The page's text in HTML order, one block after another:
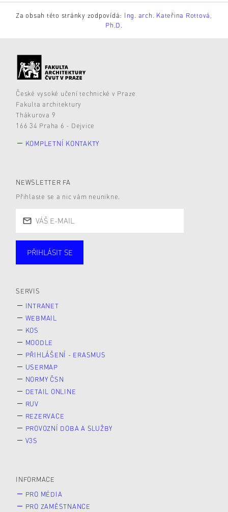
Za obsah této stránky zodpovídá: Ing. arch. Kateřina Rottová,
Ph.D.
České vysoké učení technické v Praze
Fakulta architektury
Thákurova 9
166 34 Praha 6 - Dejvice
KOMPLETNÍ KONTAKTY
NEWSLETTER FA
Přihlaste se a nic vám neunikne.
Studující
PŘIHLÁSIT SE
SERVIS
INTRANET
WEBMAIL
KOS
MOODLE
PŘIHLÁŠENÍ - ERASMUS
USERMAP
NORMY ČSN
DETAIL ONLINE
RUV
REZERVACE
PROVOZNÍ DOBA A SLUŽBY
V3S
INFORMACE
PRO MÉDIA
PRO ZAMĚSTNANCE